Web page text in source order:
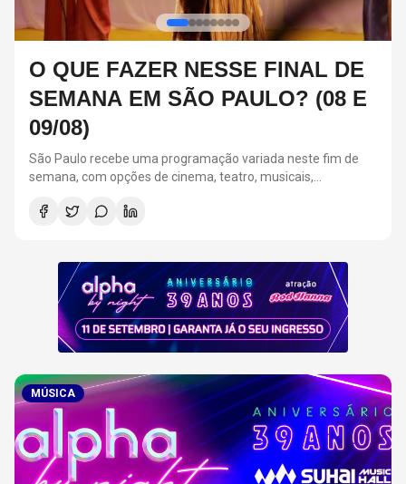
FESTA ALPHA BY NIGHT:
RELEMBRE 3 CASAIS ICÔNICOS
DOS ANOS 2000
A Festa Alpha By Night acontecerá em 11 de setembro, na
Suhai Music Hall, em São Paulo
MÚSICA